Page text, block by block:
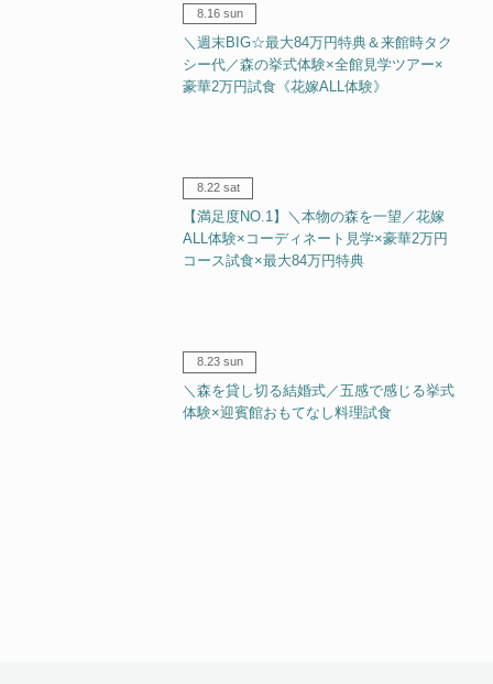
8.16 sun
＼週末BIG☆最大84万円特典＆来館時タク
シー代／森の挙式体験×全館見学ツアー×
豪華2万円試食《花嫁ALL体験》
8.22 sat
【満足度NO.1】＼本物の森を一望／花嫁
ALL体験×コーディネート見学×豪華2万円
コース試食×最大84万円特典
8.23 sun
＼森を貸し切る結婚式／五感で感じる挙式
体験×迎賓館おもてなし料理試食